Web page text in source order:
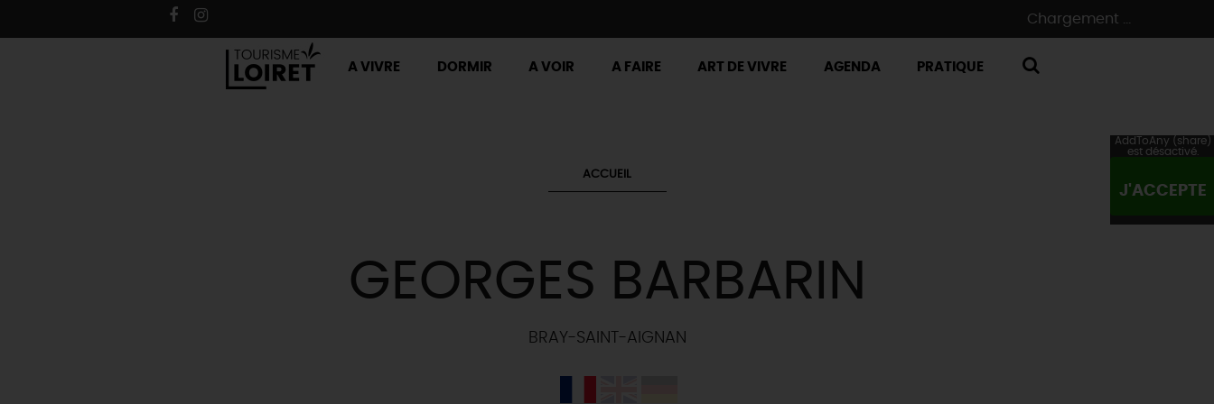
Chargement ...
A VIVRE DORMIR A VOIR A FAIRE ART DE VIVRE AGENDA PRATIQUE
ACCUEIL
GEORGES BARBARIN
BRAY-SAINT-AIGNAN
AddToAny (share)
est désactivé.
J'ACCEPTE